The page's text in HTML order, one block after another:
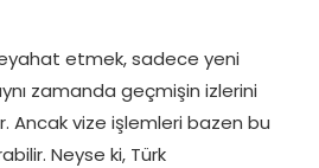
etmek, sadece yeni
zamanda geçmişin izlerini
Ancak vize işlemleri bazen bu
Neyse ki, Türk